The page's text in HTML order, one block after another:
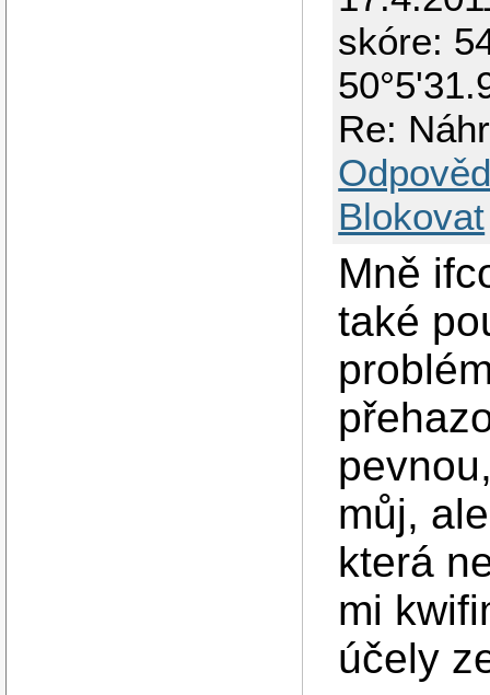
skóre:
Re:
Blokovat
Mně
také
můj,
která
mi
účely